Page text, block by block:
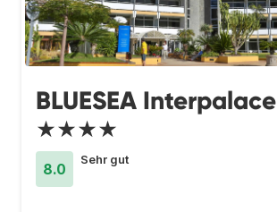
BLUESEA Interpalace
★★★★
8.0
Sehr gut